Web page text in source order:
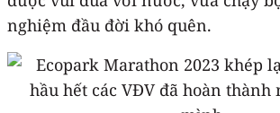
nghiệm đầu đời khó quên.